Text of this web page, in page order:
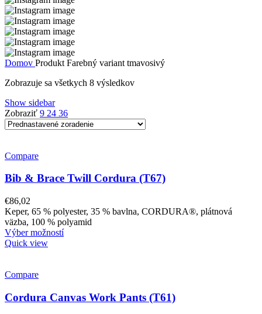
Domov Produkt Farebný variant tmavosivý
Zobrazuje sa všetkych 8 výsledkov
Show sidebar
Zobraziť 9 24 36
Compare
Bib & Brace Twill Cordura (T67)
€86,02
Keper, 65 % polyester, 35 % bavlna, CORDURA®, plátnová
väzba, 100 % polyamid
Výber možností
Quick view
Compare
Cordura Canvas Work Pants (T61)